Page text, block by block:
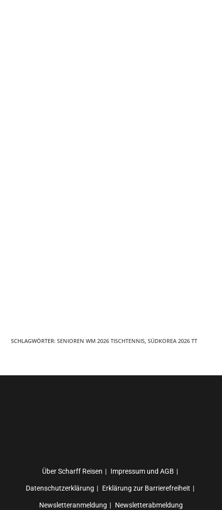
SCHLAGWÖRTER:SENIOREN WM 2026 TISCHTENNIS, SÜDKOREA 2026 TT
Über Scharff Reisen Impressum und AGB
Datenschutzerklärung Erklärung zur Barrierefreiheit
Newsletteranmeldung Newsletterabmeldung